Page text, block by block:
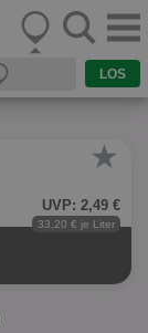
★
UVP: 2,49 €
33,20 € je Liter